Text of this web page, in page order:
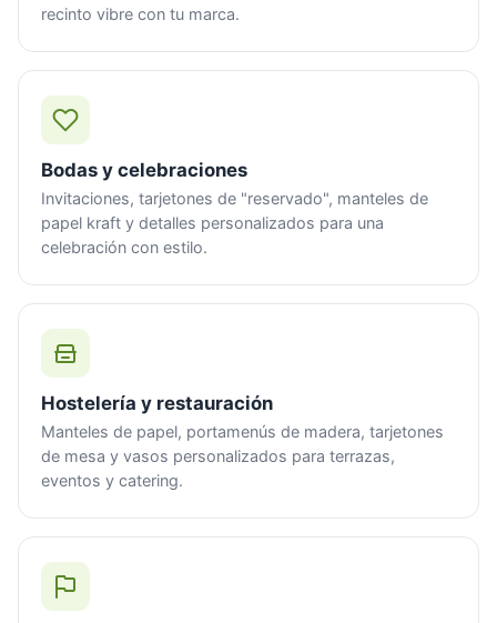
recinto vibre con tu marca.
Bodas y celebraciones
Invitaciones, tarjetones de "reservado", manteles de
papel kraft y detalles personalizados para una
celebración con estilo.
Hostelería y restauración
Manteles de papel, portamenús de madera, tarjetones
de mesa y vasos personalizados para terrazas,
eventos y catering.